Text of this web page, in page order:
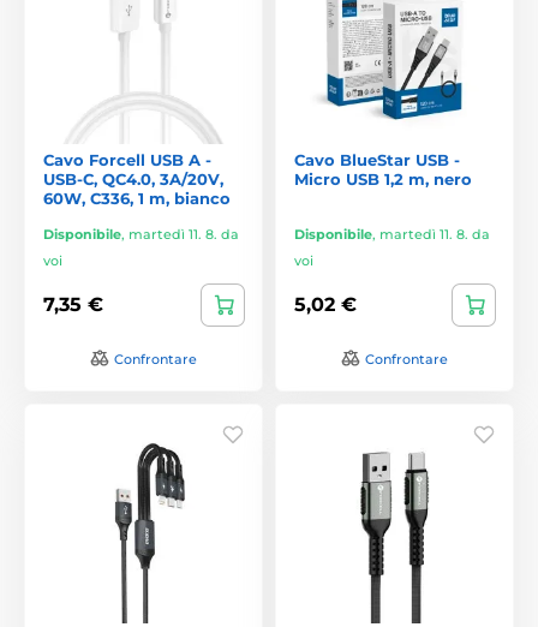
Cavo Forcell USB A -
USB-C, QC4.0, 3A/20V,
60W, C336, 1 m, bianco
Disponibile, martedì 11. 8. da
voi
7,35 €
Confrontare
Cavo BlueStar USB -
Micro USB 1,2 m, nero
Disponibile, martedì 11. 8. da
voi
5,02 €
Confrontare